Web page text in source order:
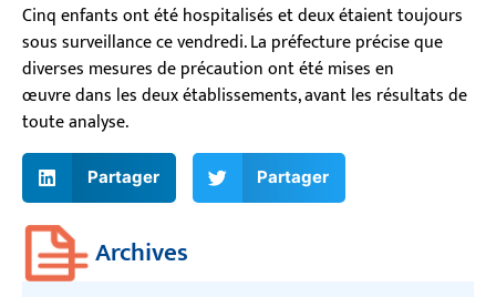
Cinq enfants ont été hospitalisés et deux étaient toujours
sous surveillance ce vendredi. La préfecture précise que
diverses mesures de précaution ont été mises en
œuvre dans les deux établissements, avant les résultats de
toute analyse.
Partager Partager
Archives